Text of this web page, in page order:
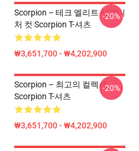
Scorpion – 테크 엘리트 시그니
처 컷 Scorpion T-셔츠
₩3,651,700 - ₩4,202,900
-20%
Scorpion – 최고의 컬렉션
Scorpion T-셔츠
₩3,651,700 - ₩4,202,900
-20%